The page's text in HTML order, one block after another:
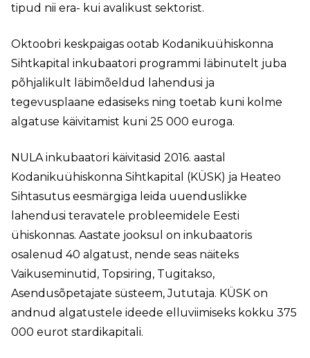
tipud nii era- kui avalikust sektorist.
Oktoobri keskpaigas ootab Kodanikuühiskonna
Sihtkapital inkubaatori programmi läbinutelt juba
põhjalikult läbimõeldud lahendusi ja
tegevusplaane edasiseks ning toetab kuni kolme
algatuse käivitamist kuni 25 000 euroga.
NULA inkubaatori käivitasid 2016. aastal
Kodanikuühiskonna Sihtkapital (KÜSK) ja Heateo
Sihtasutus eesmärgiga leida uuenduslikke
lahendusi teravatele probleemidele Eesti
ühiskonnas. Aastate jooksul on inkubaatoris
osalenud 40 algatust, nende seas näiteks
Vaikuseminutid, Topsiring, Tugitakso,
Asendusõpetajate süsteem, Jututaja. KÜSK on
andnud algatustele ideede elluviimiseks kokku 375
000 eurot stardikapitali.